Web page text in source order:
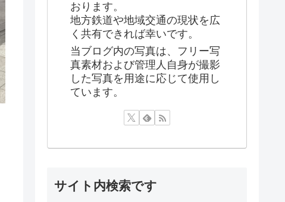
おります。
地方鉄道や地域交通の現状を広
く共有できれば幸いです。
当ブログ内の写真は、フリー写
真素材および管理人自身が撮影
した写真を用途に応じて使用し
ています。
サイト内検索です